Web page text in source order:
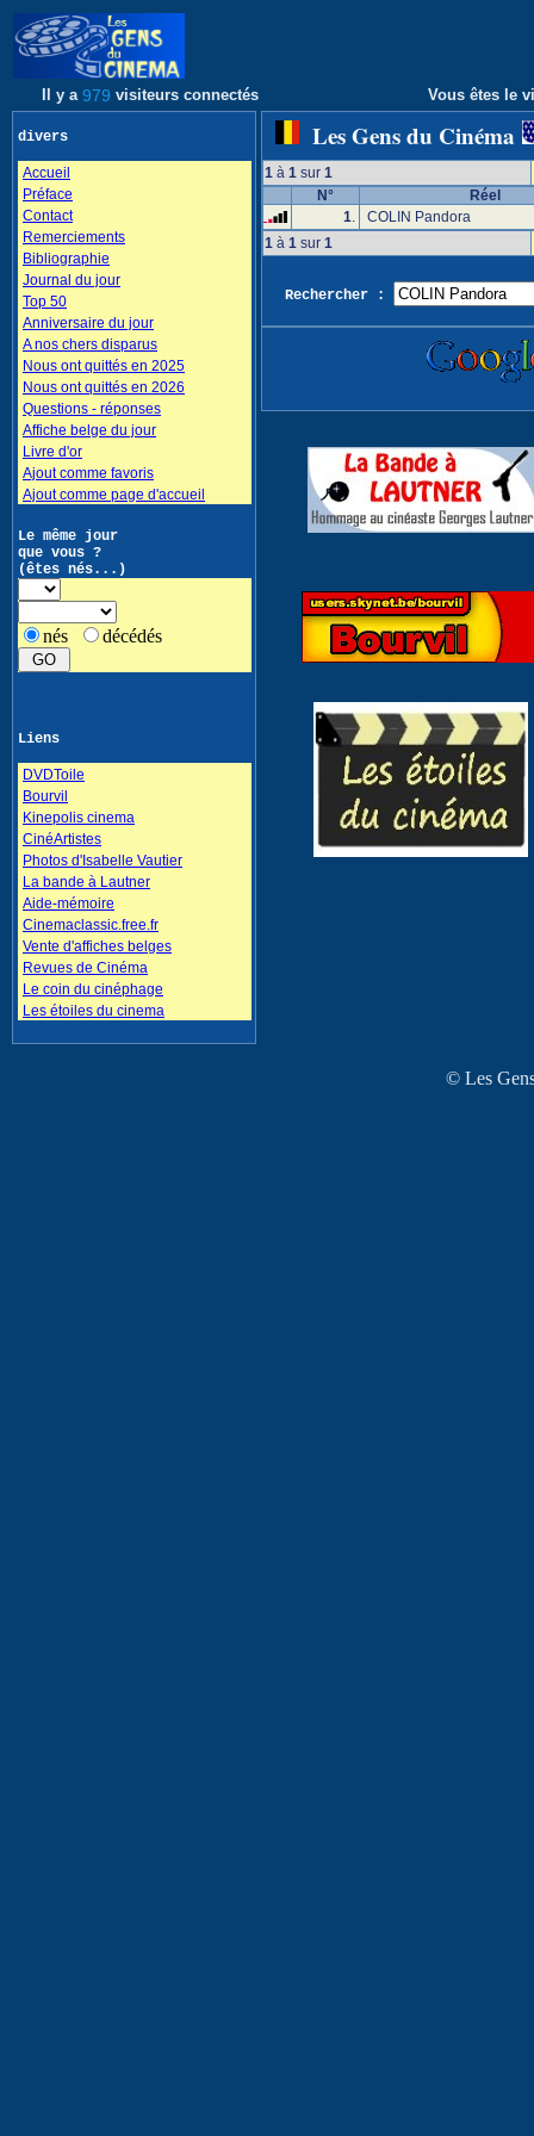
Il y a 979 visiteurs connectés Vous êtes le
divers
Accueil
Préface
Contact
Remerciements
Bibliographie
Journal du jour
Top 50
Anniversaire du jour
A nos chers disparus
Nous ont quittés en 2025
Nous ont quittés en 2026
Questions - réponses
Affiche belge du jour
Livre d'or
Ajout comme favoris
Ajout comme page d'accueil
Le même jour
que vous ?
(êtes nés...)
nés décédés
Liens
DVDToile
Bourvil
Kinepolis cinema
CinéArtistes
Photos d'Isabelle Vautier
La bande à Lautner
Aide-mémoire
Cinemaclassic.free.fr
Vente d'affiches belges
Revues de Cinéma
Le coin du cinéphage
Les étoiles du cinema
Les Gens du Cinéma
1 à 1 sur 1
N°
Réel
1.
COLIN Pandora
1 à 1 sur 1
Rechercher :
© Les